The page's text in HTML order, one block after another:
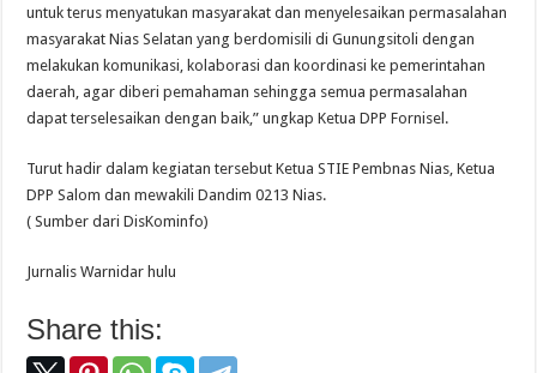
untuk terus menyatukan masyarakat dan menyelesaikan permasalahan
masyarakat Nias Selatan yang berdomisili di Gunungsitoli dengan
melakukan komunikasi, kolaborasi dan koordinasi ke pemerintahan
daerah, agar diberi pemahaman sehingga semua permasalahan
dapat terselesaikan dengan baik,” ungkap Ketua DPP Fornisel.
Turut hadir dalam kegiatan tersebut Ketua STIE Pembnas Nias, Ketua
DPP Salom dan mewakili Dandim 0213 Nias.
( Sumber dari DisKominfo)
Jurnalis Warnidar hulu
Share this: